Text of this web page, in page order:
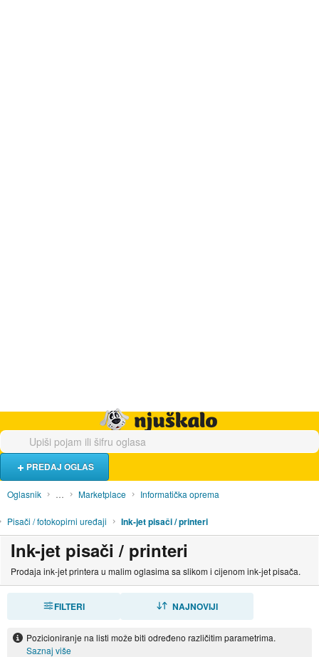
PREDAJ OGLAS
Oglasnik … Marketplace Informatička oprema
Pisači / fotokopirni uređaji Ink-jet pisači / printeri
Ink-jet pisači / printeri
Prodaja ink-jet printera u malim oglasima sa slikom i cijenom ink-jet pisača.
FILTERI NAJNOVIJI
Pozicioniranje na listi može biti određeno različitim parametrima.
Saznaj više